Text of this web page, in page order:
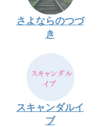
さよならのつづ
き
スキャンダルイ
ブ